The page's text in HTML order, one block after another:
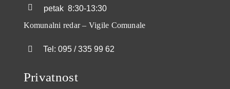
petak 8:30-13:30
Komunalni redar – Vigile Comunale
Tel: 095 / 335 99 62
Privatnost